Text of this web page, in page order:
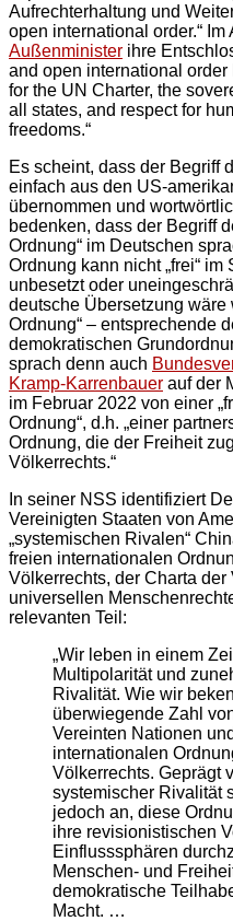
Aufrechterhaltung und
open international order.“
Außenminister ihre
and open international
for the UN Charter, the
all states, and respect for
freedoms.“
Es scheint, dass der Begriff
einfach aus den US-
übernommen und
bedenken, dass der Begriff
Ordnung“ im Deutschen
Ordnung kann nicht „frei“
unbesetzt oder
deutsche Übersetzung
Ordnung“ – entsprechende
demokratischen
sprach denn auch
Kramp-Karrenbauer auf der
im Februar 2022 von einer
Ordnung“, d.h. „einer
Ordnung, die der Freiheit
Völkerrechts.“
In seiner NSS identifiziert
Vereinigten Staaten von
„systemischen Rivalen“
freien internationalen
Völkerrechts, der Charta
universellen
relevanten Teil:
„Wir leben in einem
Multipolarität und
Rivalität. Wie wir
überwiegende Zahl
Vereinten Nationen
internationalen
Völkerrechts. Geprägt
systemischer Rivalität
jedoch an, diese
ihre revisionistischen
Einflusssphären
Menschen- und
demokratische
Macht. …